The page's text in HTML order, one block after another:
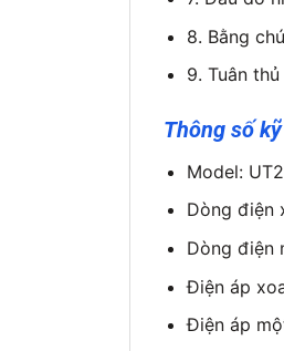
8. Bằng
9. Tuân
Thông số
Model:
Dòng điện
Dòng điện
Điện áp
Điện áp